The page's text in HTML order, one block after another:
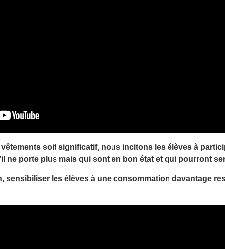
soit significatif, nous incitons les élèves à
ne porte plus mais qui sont en bon état et qui pourront
sensibiliser les élèves à une consommation davantage